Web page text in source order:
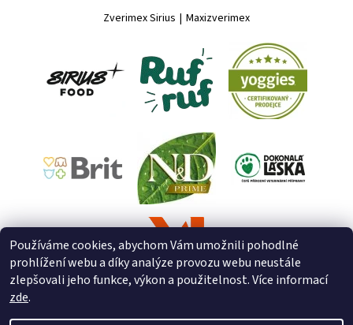
Zverimex Sirius | Maxizverimex
Používáme cookies, abychom Vám umožnili pohodlné
prohlížení webu a díky analýze provozu webu neustále
zlepšovali jeho funkce, výkon a použitelnost. Více informací
zde.